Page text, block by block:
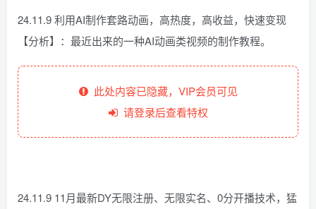
24.11.9 利用AI制作套路动画，高热度，高收益，快速变现
【分析】：最近出来的一种AI动画类视频的制作教程。
此处内容已隐藏，VIP会员可见
请登录后查看特权
24.11.9 11月最新DY无限注册、无限实名、0分开播技术，猛